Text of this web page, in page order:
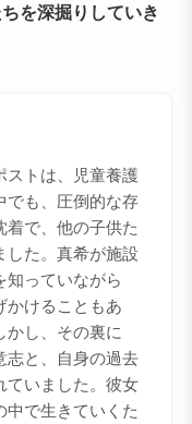
を深掘りしていき
ストは、児童養護
でも、圧倒的な存
着で、他の子供た
した。真希が施設
知っていながら
かけることもあ
かし、その裏に
志と、自身の過去
ていました。彼女
中で生きていくた